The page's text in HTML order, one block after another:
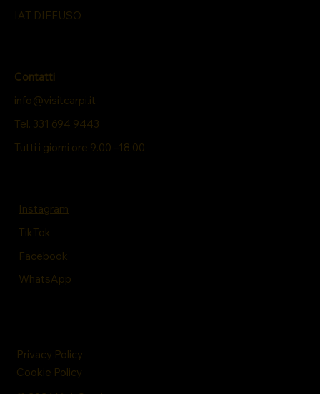
IAT DIFFUSO
Instagram
TikTok
Facebook
WhatsApp
Contatti
info@visitcarpi.it
Tel. 331 694 9443
Tutti i giorni ore 9.00 –18.00
Privacy Policy
Cookie Policy